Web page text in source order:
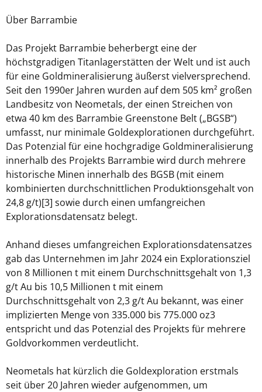
Über Barrambie
Das Projekt Barrambie beherbergt eine der
höchstgradigen Titanlagerstätten der Welt und ist auch
für eine Goldmineralisierung äußerst vielversprechend.
Seit den 1990er Jahren wurden auf dem 505 km² großen
Landbesitz von Neometals, der einen Streichen von
etwa 40 km des Barrambie Greenstone Belt („BGSB“)
umfasst, nur minimale Goldexplorationen durchgeführt.
Das Potenzial für eine hochgradige Goldmineralisierung
innerhalb des Projekts Barrambie wird durch mehrere
historische Minen innerhalb des BGSB (mit einem
kombinierten durchschnittlichen Produktionsgehalt von
24,8 g/t)[3] sowie durch einen umfangreichen
Explorationsdatensatz belegt.
Anhand dieses umfangreichen Explorationsdatensatzes
gab das Unternehmen im Jahr 2024 ein Explorationsziel
von 8 Millionen t mit einem Durchschnittsgehalt von 1,3
g/t Au bis 10,5 Millionen t mit einem
Durchschnittsgehalt von 2,3 g/t Au bekannt, was einer
implizierten Menge von 335.000 bis 775.000 oz3
entspricht und das Potenzial des Projekts für mehrere
Goldvorkommen verdeutlicht.
Neometals hat kürzlich die Goldexploration erstmals
seit über 20 Jahren wieder aufgenommen, um